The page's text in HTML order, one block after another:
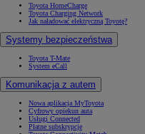
Toyota HomeCharge
Toyota Charging Network
Jak naładować elektryczną Toyotę?
Systemy bezpieczeństwa
Toyota T-Mate
System eCall
Komunikacja z autem
Nowa aplikacja MyToyota
Cyfrowy opiekun auta
Usługi Connected
Płatne subskrypcje